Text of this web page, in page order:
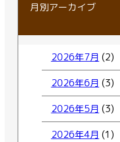
月別アーカイブ
2026年7月 (2)
2026年6月 (3)
2026年5月 (3)
2026年4月 (1)